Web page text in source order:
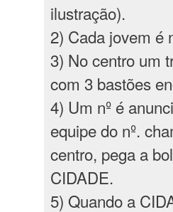
ilustração).
2) Cada jovem é
3) No centro um
com 3 bastões
4) Um nº é
equipe do nº.
centro, pega a
CIDADE.
5) Quando a